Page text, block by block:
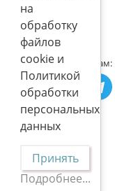
Присоединяйтесь к нам:
на
обработку
файлов
cookie и
Политикой
обработки
персональных
данных
Принять
Подробнее...